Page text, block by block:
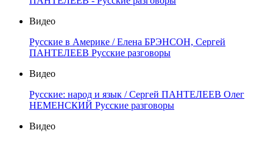
Видео
Русские в Америке / Елена БРЭНСОН, Сергей
ПАНТЕЛЕЕВ Русские разговоры
Видео
Русские: народ и язык / Сергей ПАНТЕЛЕЕВ Олег
НЕМЕНСКИЙ Русские разговоры
Видео